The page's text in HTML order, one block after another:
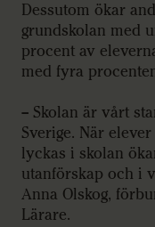
Dessutom ökar
grundskolan med
procent av
med fyra
– Skolan är vårt
Sverige. När
lyckas i skolan
utanförskap och i
Anna Olskog,
Lärare.